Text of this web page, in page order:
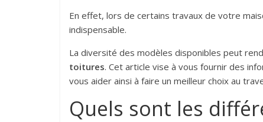
En effet, lors de certains travaux de votre
indispensable.
La diversité des modèles disponibles peut
toitures. Cet article vise à vous fournir des
vous aider ainsi à faire un meilleur choix au
Quels sont les